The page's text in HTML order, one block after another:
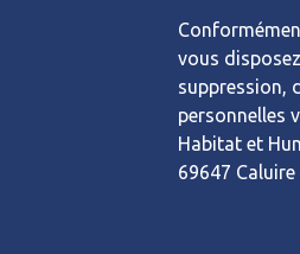
vous
suppression,
personnelles
Habitat et
69647 Caluire